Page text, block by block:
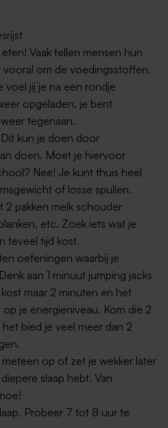
Vaak tellen mensen hun
vooral om de voedingsstoffen.
voel jij je na een rondje
opgeladen, je bent
tegenaan.
kun je doen door
doen. Moet je hiervoor
Nee! Je kunt thuis heel
of losse spullen.
2 pakken melk schouder
etc. Zoek iets wat je
teveel tijd kost.
oefeningen waarbij je
aan 1 minuut jumping jacks
maar 2 minuten en het
je energieniveau. Kom die 2
bied je veel meer dan 2
op of zet je wekker later
slaap hebt. Van
Probeer 7 tot 8 uur te